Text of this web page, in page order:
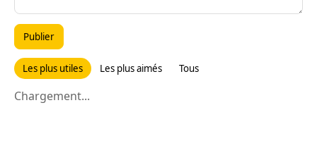
Publier
Les plus utiles Les plus aimés Tous
Chargement...